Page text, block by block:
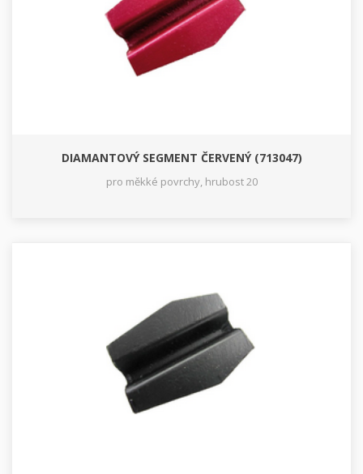
DIAMANTOVÝ SEGMENT ČERVENÝ (713047)
pro měkké povrchy, hrubost 20